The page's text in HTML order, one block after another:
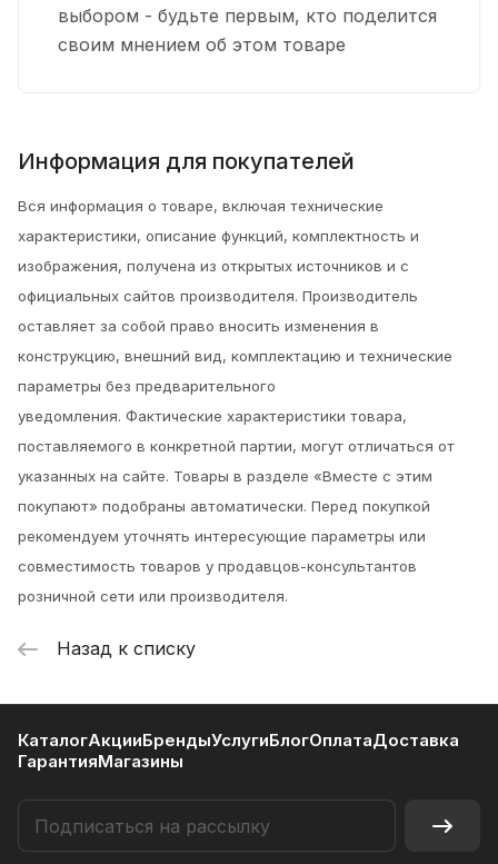
выбором - будьте первым, кто поделится
своим мнением об этом товаре
Информация для покупателей
Вся информация о товаре, включая технические
характеристики, описание функций, комплектность и
изображения, получена из открытых источников и с
официальных сайтов производителя. Производитель
оставляет за собой право вносить изменения в
конструкцию, внешний вид, комплектацию и технические
параметры без предварительного
уведомления. Фактические характеристики товара,
поставляемого в конкретной партии, могут отличаться от
указанных на сайте. Товары в разделе «Вместе с этим
покупают» подобраны автоматически. Перед покупкой
рекомендуем уточнять интересующие параметры или
совместимость товаров у продавцов-консультантов
розничной сети или производителя.
Назад к списку
КаталогАкцииБрендыУслугиБлогОплатаДоставка
ГарантияМагазины